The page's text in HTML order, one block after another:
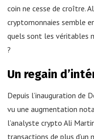
coin ne cesse de croître.
cryptomonnaies semble
quels sont les véritables
?
Un regain
Depuis l’inauguration de
vu une augmentation
l’analyste crypto Ali
transactions de plus d’un